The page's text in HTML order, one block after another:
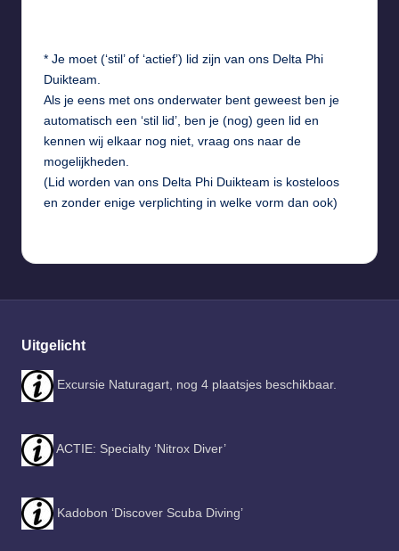
* Je moet (‘stil’ of ‘actief’) lid zijn van ons Delta Phi
Duikteam.
Als je eens met ons onderwater bent geweest ben je
automatisch een ‘stil lid’, ben je (nog) geen lid en
kennen wij elkaar nog niet, vraag ons naar de
mogelijkheden.
(Lid worden van ons Delta Phi Duikteam is kosteloos
en zonder enige verplichting in welke vorm dan ook)
Uitgelicht
Excursie Naturagart, nog 4 plaatsjes beschikbaar.
ACTIE: Specialty ‘Nitrox Diver’
Kadobon ‘Discover Scuba Diving’